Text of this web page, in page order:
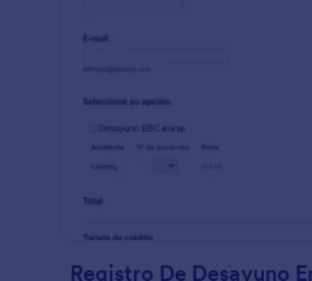
Registro De Desayuno